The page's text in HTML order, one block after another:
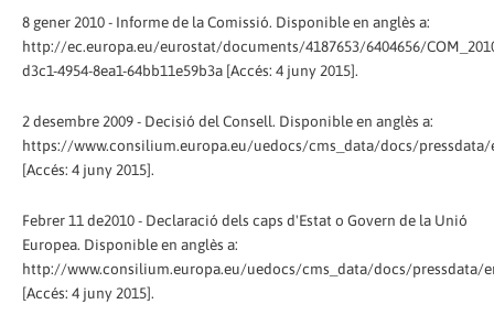
8 gener 2010 - Informe de la Comissió. Disponible en anglès a:
http://ec.europa.eu/eurostat/documents/4187653/6404656/
d3c1-4954-8ea1-64bb11e59b3a [Accés: 4 juny 2015].
2 desembre 2009 - Decisió del Consell. Disponible en anglès a:
https://www.consilium.europa.eu/uedocs/cms_data/docs/
[Accés: 4 juny 2015].
Febrer 11 de2010 - Declaració dels caps d'Estat o Govern de la Unió
Europea. Disponible en anglès a:
http://www.consilium.europa.eu/uedocs/cms_data/docs/pressdata/
[Accés: 4 juny 2015].